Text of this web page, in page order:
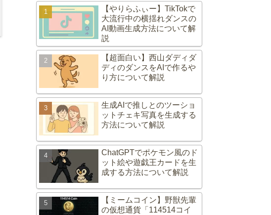
【やりらふぃー】TikTokで
大流行中の横揺れダンスの
AI動画生成方法について解
説
【超面白い】西山ダディダ
ディのダンスをAIで作るや
り方について解説
生成AIで推しとのツーショ
ットチェキ写真を生成する
方法について解説
ChatGPTでポケモン風のド
ット絵や遊戯王カードを生
成する方法について解説
【ミームコイン】野獣先輩
の仮想通貨「114514コイ